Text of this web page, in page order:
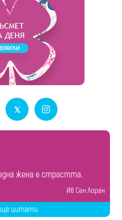
жена е страстта.
Ив Сен Лоран
цитати